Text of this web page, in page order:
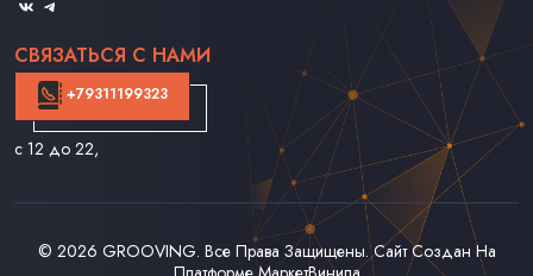
СВЯЗАТЬСЯ С НАМИ
+79311199323
с 12 до 22,
© 2026 GROOVING. Все Права Защищены. Сайт Создан На